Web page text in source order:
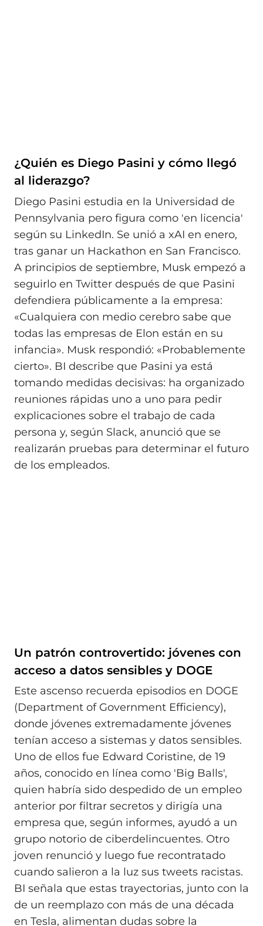
¿Quién es Diego Pasini y cómo llegó
al liderazgo?
Diego Pasini estudia en la Universidad de
Pennsylvania pero figura como 'en licencia'
según su LinkedIn. Se unió a xAI en enero,
tras ganar un Hackathon en San Francisco.
A principios de septiembre, Musk empezó a
seguirlo en Twitter después de que Pasini
defendiera públicamente a la empresa:
«Cualquiera con medio cerebro sabe que
todas las empresas de Elon están en su
infancia». Musk respondió: «Probablemente
cierto». BI describe que Pasini ya está
tomando medidas decisivas: ha organizado
reuniones rápidas uno a uno para pedir
explicaciones sobre el trabajo de cada
persona y, según Slack, anunció que se
realizarán pruebas para determinar el futuro
de los empleados.
Un patrón controvertido: jóvenes con
acceso a datos sensibles y DOGE
Este ascenso recuerda episodios en DOGE
(Department of Government Efficiency),
donde jóvenes extremadamente jóvenes
tenían acceso a sistemas y datos sensibles.
Uno de ellos fue Edward Coristine, de 19
años, conocido en línea como 'Big Balls',
quien habría sido despedido de un empleo
anterior por filtrar secretos y dirigía una
empresa que, según informes, ayudó a un
grupo notorio de ciberdelincuentes. Otro
joven renunció y luego fue recontratado
cuando salieron a la luz sus tweets racistas.
BI señala que estas trayectorias, junto con la
de un reemplazo con más de una década
en Tesla, alimentan dudas sobre la